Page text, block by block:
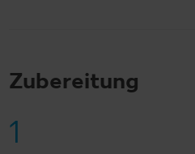
Zubereitung
1